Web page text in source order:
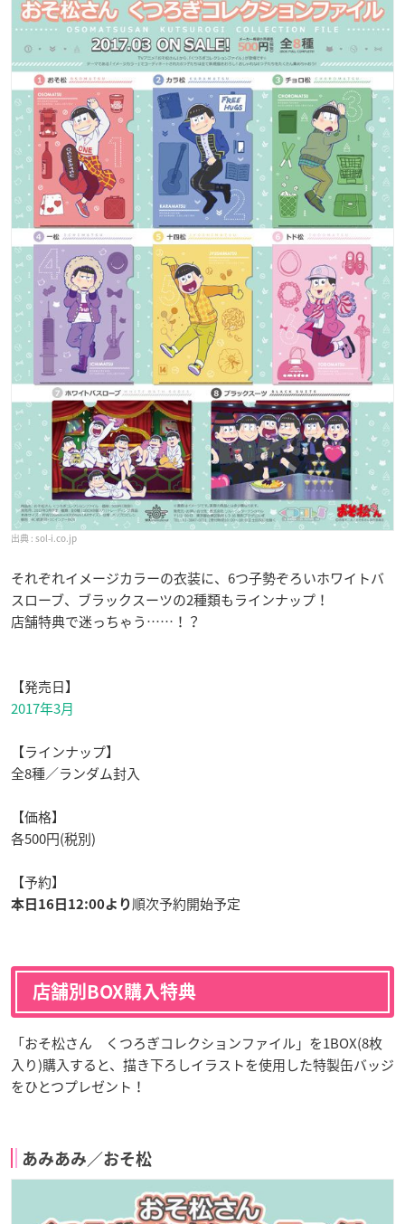
sol-i.co.jp
それぞれイメージカラーの衣装に、6つ子勢ぞろいホワイトバ
スローブ、ブラックスーツの2種類もラインナップ！
店舗特典で迷っちゃう……！？
【発売日】
2017年3月
【ラインナップ】
全8種／ランダム封入
【価格】
各500円(税別)
【予約】
本日16日12:00より順次予約開始予定
店舗別BOX購入特典
「おそ松さん くつろぎコレクションファイル」を1BOX(8枚
入り)購入すると、描き下ろしイラストを使用した特製缶バッジ
をひとつプレゼント！
あみあみ／おそ松